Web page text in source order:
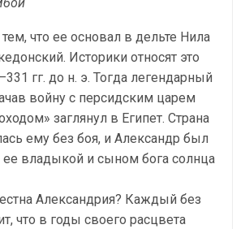
что ее основал в дельте Нила
Историки относят это
гг. до н. э. Тогда легендарный
войну с персидским царем
заглянул в Египет. Страна
ему без боя, и Александр был
владыкой и сыном бога солнца
Александрия? Каждый без
что в годы своего расцвета